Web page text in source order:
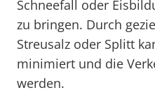
Schneefall oder
zu bringen. Durch
Streusalz oder Splitt
minimiert und die
werden.